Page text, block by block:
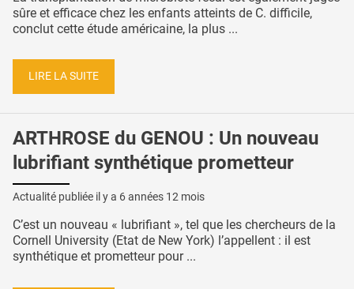
sûre et efficace chez les enfants atteints de C. difficile,
conclut cette étude américaine, la plus ...
LIRE LA SUITE
ARTHROSE du GENOU : Un nouveau
lubrifiant synthétique prometteur
Actualité publiée il y a 6 années 12 mois
C’est un nouveau « lubrifiant », tel que les chercheurs de la
Cornell University (Etat de New York) l’appellent : il est
synthétique et prometteur pour ...